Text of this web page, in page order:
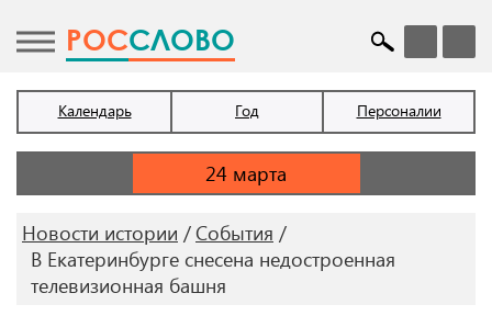
POCСЛОВО
Календарь Год Персоналии
Новости истории
События
В Екатеринбурге снесена недостроенная
телевизионная башня